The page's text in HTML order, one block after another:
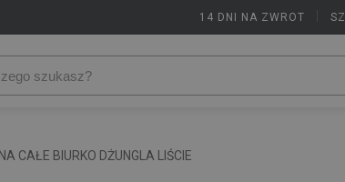
14 DNI NA ZWROT
CAŁE BIURKO DŻUNGLA LIŚCIE